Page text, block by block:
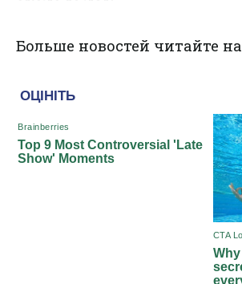
Больше новостей читайте на